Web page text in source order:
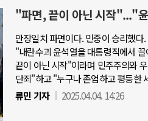
"파면, 끝이 아닌 시작"..."
만장일치 파면이다. 민중이 승리했다
"내란수괴 윤석열을 대통령직에서
끝이 아닌 시작"이라며 민주주의와
단죄"하고 "누구나 존엄하고 평등한
류민 기자
2025.04.04. 14:26
중
AI